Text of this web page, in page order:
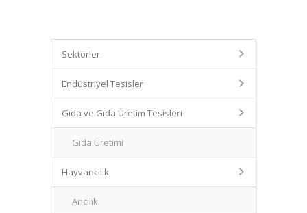
Sektörler
Endüstriyel Tesisler
Gıda ve Gıda Üretim Tesisleri
Gıda Üretimi
Hayvancılık
Arıcılık